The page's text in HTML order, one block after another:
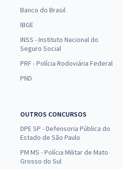
Banco do Brasil
IBGE
INSS - Instituto Nacional do
Seguro Social
PRF - Polícia Rodoviária Federal
PND
OUTROS CONCURSOS
DPE SP - Defensoria Pública do
Estado de São Paulo
PM MS - Polícia Militar de Mato
Grosso do Sul